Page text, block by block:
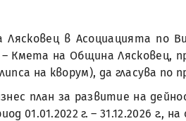
в Асоциацията по
– Кмета на Община
на кворум), да гласува
план за развитие на
01.01.2022 г. – 31.12.2026 г.,